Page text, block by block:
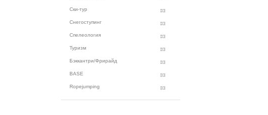
Ски-тур
Снегоступинг
Спелеология
Туризм
Бэккантри/Фрирайд
BASE
Ropejumping